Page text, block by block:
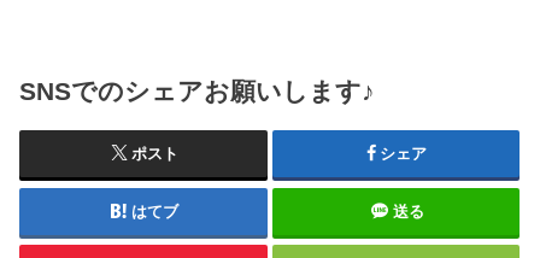
SNSでのシェアお願いします♪
ポスト シェア
はてブ 送る